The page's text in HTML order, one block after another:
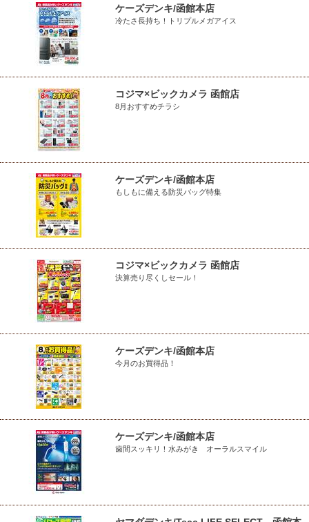
ケーズデンキ/函館本店
冷たさ長持ち！トリプルメガアイス
コジマ×ビックカメラ 函館店
8月おすすめチラシ
ケーズデンキ/函館本店
もしもに備える防災バッグ特集
コジマ×ビックカメラ 函館店
決算売り尽くしセール！
ケーズデンキ/函館本店
今月のお買得品！
ケーズデンキ/函館本店
歯間スッキリ！水みがき オーラルスマイル